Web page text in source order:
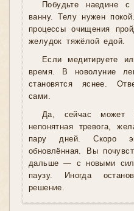
Побудьте наедине
ванну. Телу нужен
процессы очищения
желудок тяжёлой едой.
Если медитируете
время. В новолуние
становятся яснее.
сами.
Да, сейчас может
непонятная тревога,
пару дней. Скоро
обновлённая. Вы
дальше — с новыми
паузу. Иногда
решение.